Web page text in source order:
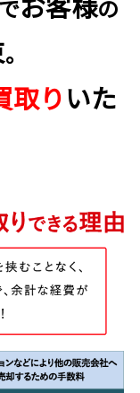
で の
。
取りいた